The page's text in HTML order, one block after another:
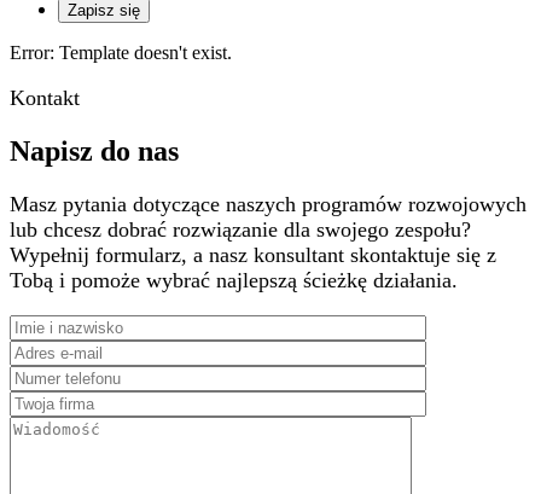
Zapisz się
Error: Template doesn't exist.
Kontakt
Napisz do nas
Masz pytania dotyczące naszych programów rozwojowych
lub chcesz dobrać rozwiązanie dla swojego zespołu?
Wypełnij formularz, a nasz konsultant skontaktuje się z
Tobą i pomoże wybrać najlepszą ścieżkę działania.